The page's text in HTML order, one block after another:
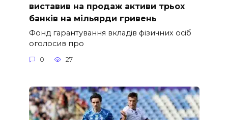
виставив на продаж активи трьох
банків на мільярди гривень
Фонд гарантування вкладів фізичних осіб
оголосив про
0 27